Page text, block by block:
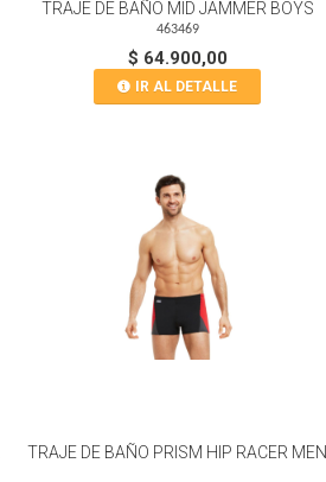
TRAJE DE BAÑO MID JAMMER BOYS
463469
$ 64.900,00
IR AL DETALLE
TRAJE DE BAÑO PRISM HIP RACER MEN